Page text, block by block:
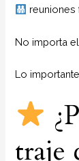
reuniones
No importa el
Lo
traje